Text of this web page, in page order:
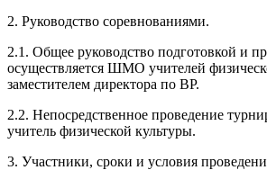
2. Руководство соревнованиями.
2.1. Общее руководство подготовкой и
осуществляется ШМО учителей
заместителем директора по ВР.
2.2. Непосредственное проведение
учитель физической культуры.
3. Участники, сроки и условия